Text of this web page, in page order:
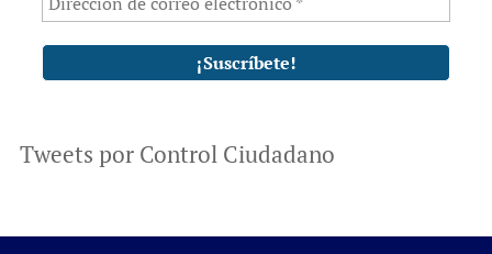
Tweets por Control Ciudadano